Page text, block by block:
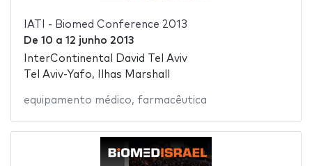
IATI - Biomed Conference 2013
De 10 a 12 junho 2013
InterContinental David Tel Aviv
Tel Aviv-Yafo, Ilhas Marshall
equipamento médico, farmacêutica